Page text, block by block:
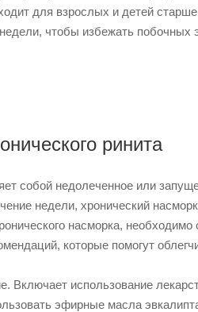
для взрослых и детей
чтобы избежать побочных
ринита
собой недолеченное или
недели, хронический
насморка,
которые помогут
Включает использование
эфирные масла